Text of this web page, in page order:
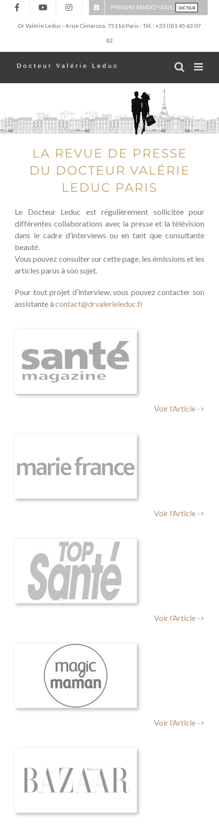
Passer
contenu
PRENDRE RENDEZ-VOUS DOCTOLIB
Dr Valérie Leduc - 4 rue Cimarosa, 75116 Paris - Tél. : +33 (0)1 45 63 07
82
LA REVUE DE PRESSE
DU DOCTEUR VALÉRIE
LEDUC PARIS
Le Docteur Leduc est régulièrement sollicitée pour
différentes collaborations avec la presse et la télévision
dans le cadre d’interviews ou en tant que consultante
beauté.
Vous pouvez consulter sur cette page, les émissions et les
articles parus à son sujet.
Pour tout projet d’interview, vous pouvez contacter son
assistante à contact@drvalerieleduc.fr
Voir l’Article ->
Voir l’Article ->
Voir l’Article ->
Voir l’Article ->